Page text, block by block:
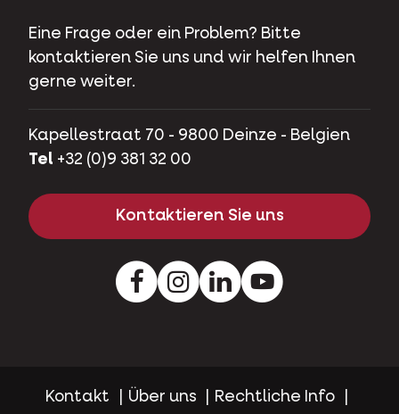
Eine Frage oder ein Problem? Bitte
kontaktieren Sie uns und wir helfen Ihnen
gerne weiter.
Kapellestraat 70 - 9800 Deinze - Belgien
Tel +32 (0)9 381 32 00
Kontaktieren Sie uns
FacebookInstagramLinkedInYoutube
Kontakt Über uns Rechtliche Info